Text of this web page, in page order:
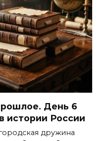
День 6
истории России
дружина